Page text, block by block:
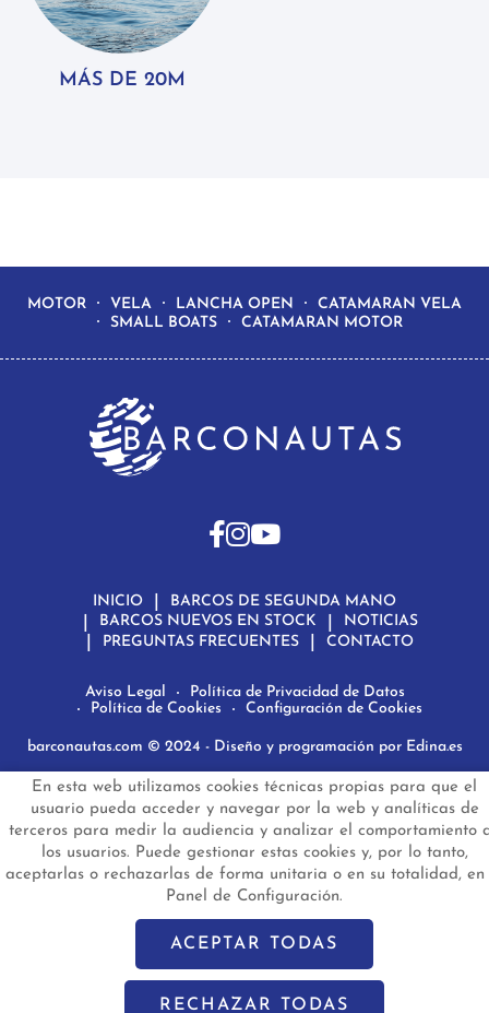
MÁS DE 20M
En esta web utilizamos cookies técnicas propias para que el
usuario pueda acceder y navegar por la web y analíticas de
terceros para medir la audiencia y analizar el comportamiento
los usuarios. Puede gestionar estas cookies y, por lo tanto,
aceptarlas o rechazarlas de forma unitaria o en su totalidad, en
Panel de Configuración.
ACEPTAR TODAS
RECHAZAR TODAS
MOTOR VELA LANCHA OPEN
CATAMARAN VELA
SMALL BOATS
CATAMARAN MOTOR
INICIO
BARCOS DE SEGUNDA MANO
BARCOS NUEVOS EN STOCK
NOTICIAS
PREGUNTAS FRECUENTES
CONTACTO
Aviso Legal
Política de Privacidad de Datos
Política de Cookies
Configuración de Cookies
barconautas.com © 2024 - Diseño y programación por Edina.es